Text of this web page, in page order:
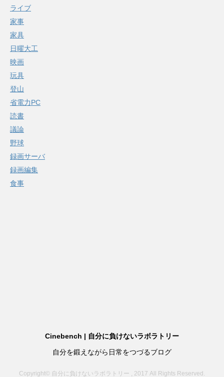
ライブ
家事
家具
日曜大工
映画
玩具
登山
省電力PC
読書
議論
野球
録画サーバ
録画編集
食事
Cinebench | 自分に負けないラボラトリー
自分を鍛えながら日常をつづるブログ
Copyright© 自分に負けないラボラトリー , 2017 All Rights Reserved.